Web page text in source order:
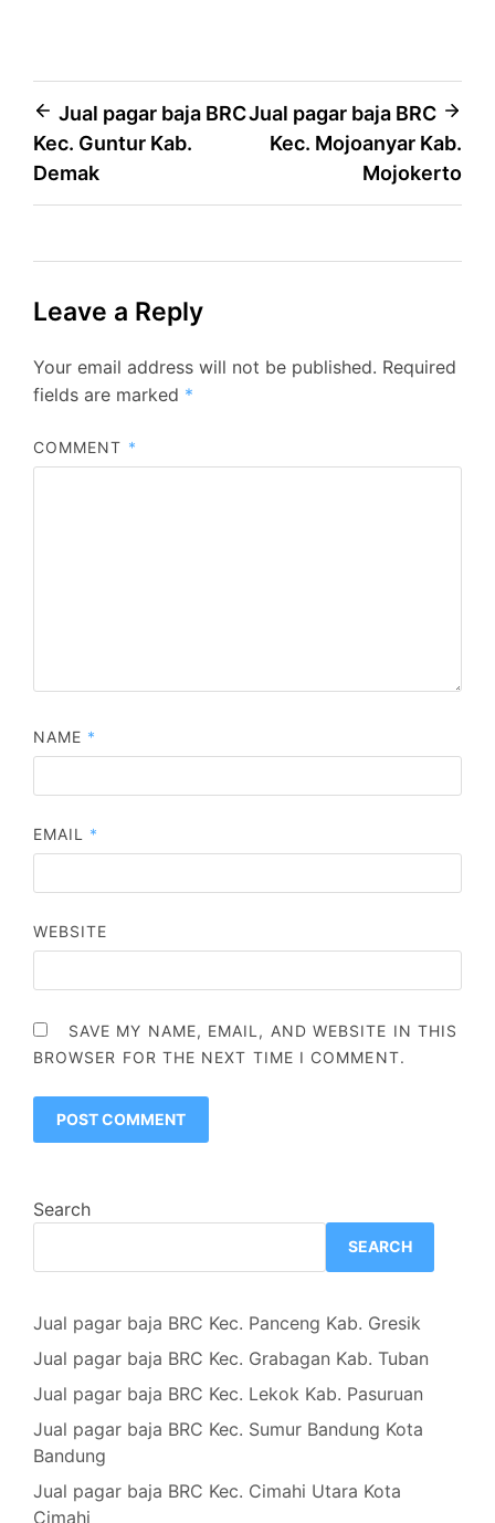
Post
navigation
Jual pagar baja BRC
Kec. Guntur Kab.
Demak
Jual pagar baja BRC
Kec. Mojoanyar Kab.
Mojokerto
Leave a Reply
Your email address will not be published. Required
fields are marked *
COMMENT *
NAME *
EMAIL *
WEBSITE
SAVE MY NAME, EMAIL, AND WEBSITE IN THIS
BROWSER FOR THE NEXT TIME I COMMENT.
Search
SEARCH
Jual pagar baja BRC Kec. Panceng Kab. Gresik
Jual pagar baja BRC Kec. Grabagan Kab. Tuban
Jual pagar baja BRC Kec. Lekok Kab. Pasuruan
Jual pagar baja BRC Kec. Sumur Bandung Kota
Bandung
Jual pagar baja BRC Kec. Cimahi Utara Kota
Cimahi